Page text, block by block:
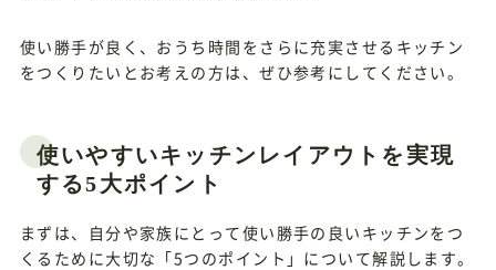
使い勝手が良く、おうち時間をさらに充実させるキッチン
をつくりたいとお考えの方は、ぜひ参考にしてください。
使いやすいキッチンレイアウトを実現
する5大ポイント
まずは、自分や家族にとって使い勝手の良いキッチンをつ
くるために大切な「5つのポイント」について解説します。